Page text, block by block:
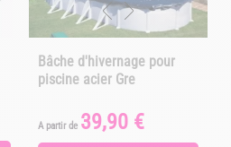
Bâche d'hivernage pour
piscine acier Gre
A partir de Prix
39,90 €